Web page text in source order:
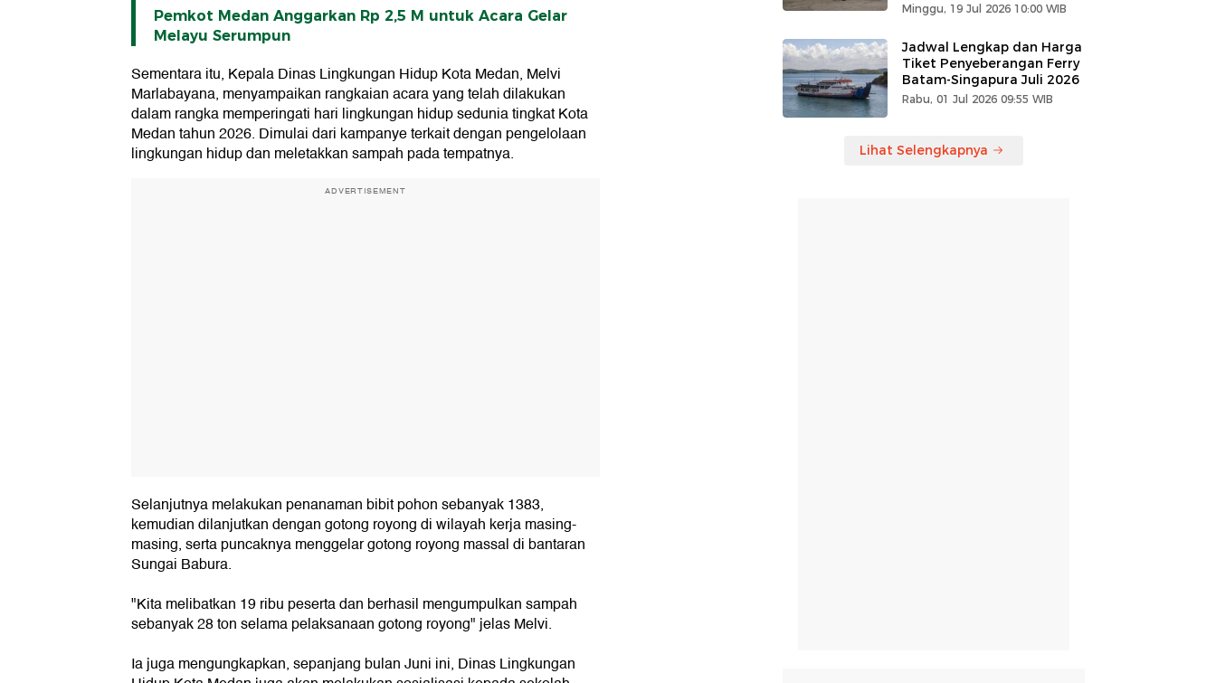
Pemkot Medan Anggarkan Rp 2,5 M untuk Acara Gelar
Melayu Serumpun
Sementara itu, Kepala Dinas Lingkungan Hidup Kota Medan, Melvi
Marlabayana, menyampaikan rangkaian acara yang telah dilakukan
dalam rangka memperingati hari lingkungan hidup sedunia tingkat Kota
Medan tahun 2026. Dimulai dari kampanye terkait dengan pengelolaan
lingkungan hidup dan meletakkan sampah pada tempatnya.
ADVERTISEMENT
Selanjutnya melakukan penanaman bibit pohon sebanyak 1383,
kemudian dilanjutkan dengan gotong royong di wilayah kerja masing-
masing, serta puncaknya menggelar gotong royong massal di bantaran
Sungai Babura.
"Kita melibatkan 19 ribu peserta dan berhasil mengumpulkan sampah
sebanyak 28 ton selama pelaksanaan gotong royong" jelas Melvi.
Ia juga mengungkapkan, sepanjang bulan Juni ini, Dinas Lingkungan
Minggu, 19 Jul 2026 10:00 WIB
Jadwal Lengkap dan Harga
Tiket Penyeberangan Ferry
Batam-Singapura Juli 2026
Rabu, 01 Jul 2026 09:55 WIB
Lihat Selengkapnya